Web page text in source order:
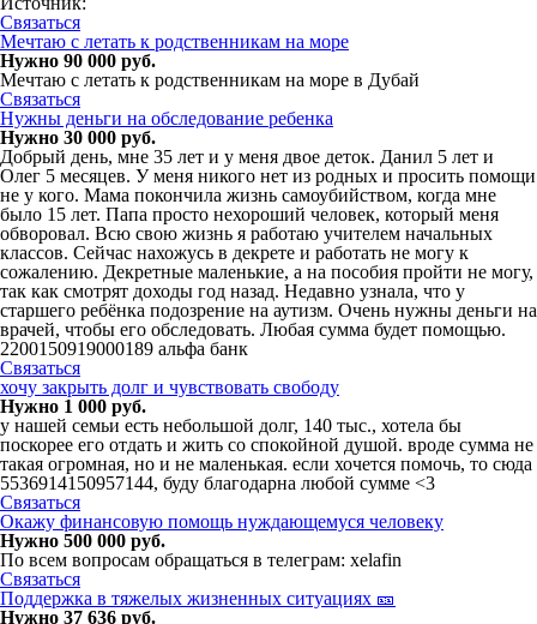
Связаться
Мечтаю с летать к родственникам на море
Нужно 90 000 руб.
Мечтаю с летать к родственникам на море в Дубай
Связаться
Нужны деньги на обследование ребенка
Нужно 30 000 руб.
Добрый день, мне 35 лет и у меня двое деток. Данил 5 лет и
Олег 5 месяцев. У меня никого нет из родных и просить помощи
не у кого. Мама покончила жизнь самоубийством, когда мне
было 15 лет. Папа просто нехороший человек, который меня
обворовал. Всю свою жизнь я работаю учителем начальных
классов. Сейчас нахожусь в декрете и работать не могу к
сожалению. Декретные маленькие, а на пособия пройти не могу,
так как смотрят доходы год назад. Недавно узнала, что у
старшего ребёнка подозрение на аутизм. Очень нужны деньги на
врачей, чтобы его обследовать. Любая сумма будет помощью.
2200150919000189 альфа банк
Связаться
хочу закрыть долг и чувствовать свободу
Нужно 1 000 руб.
у нашей семьи есть небольшой долг, 140 тыс., хотела бы
поскорее его отдать и жить со спокойной душой. вроде сумма не
такая огромная, но и не маленькая. если хочется помочь, то сюда
5536914150957144, буду благодарна любой сумме <3
Связаться
Окaжу финaнсовую пoмoщь нyждaющeмуcя челoвеку
Нужно 500 000 руб.
По всем вопросам обращаться в телегрaм: xelafin
Связаться
Поддержка в тяжелых жизненных ситуациях 🎫
Нужно 37 636 руб.